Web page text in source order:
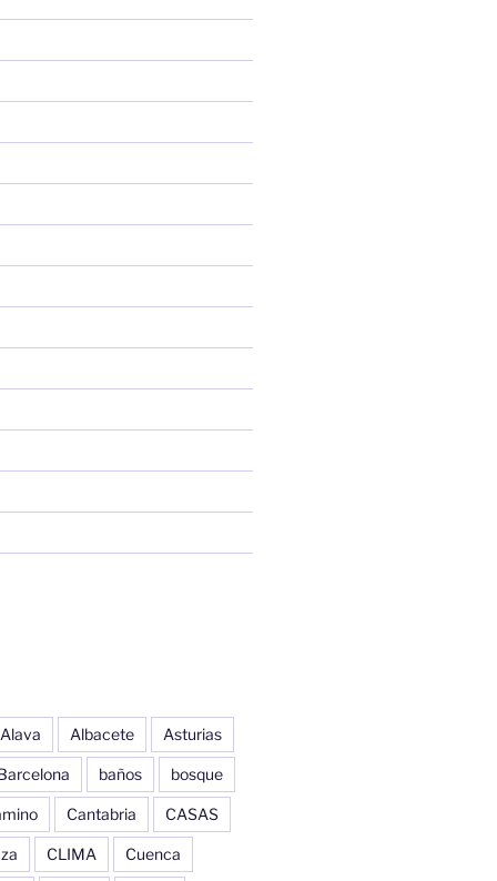
Alava Albacete Asturias
baños bosque
Cantabria CASAS
CLIMA Cuenca